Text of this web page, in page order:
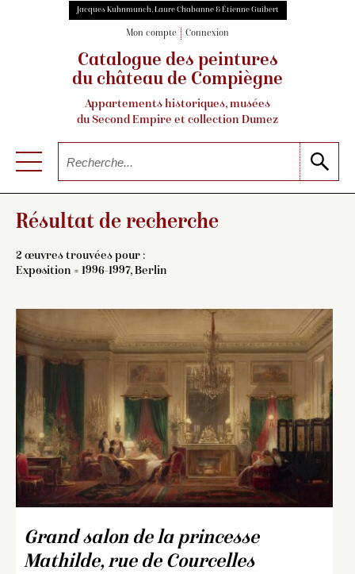
Jacques Kuhnmunch, Laure Chabanne & Étienne Guibert
Mon compte Connexion
Catalogue des peintures
du château de Compiègne
Appartements historiques, musées
du Second Empire et collection Dumez
Résultat de recherche
2 œuvres trouvées pour :
Exposition = 1996-1997, Berlin
Grand salon de la princesse
Mathilde, rue de Courcelles